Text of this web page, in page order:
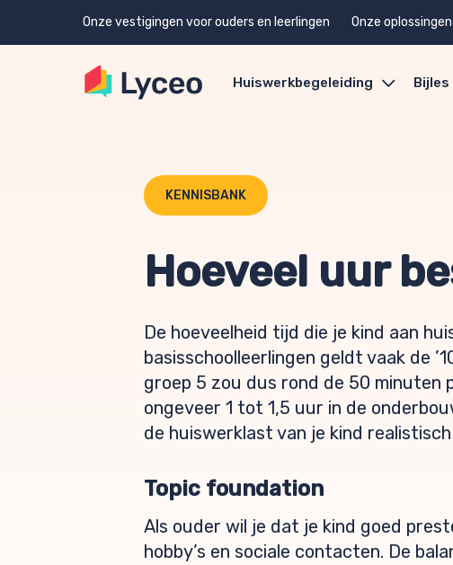
Onze vestigingen voor ouders en leerlingen Onze
Huiswerkbegeleiding Bijles
KENNISBANK
Hoeveel uur
De hoeveelheid tijd die je kind aan
basisschoolleerlingen geldt vaak de
groep 5 zou dus rond de 50
ongeveer 1 tot 1,5 uur in de
de huiswerklast van je kind
Topic foundation
Als ouder wil je dat je kind goed
hobby’s en sociale contacten. De